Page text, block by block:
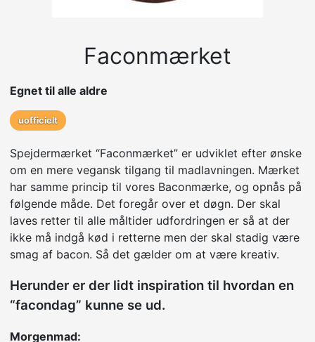
Faconmærket
Egnet til alle aldre
uofficielt
Spejdermærket “Faconmærket” er udviklet efter ønske
om en mere vegansk tilgang til madlavningen. Mærket
har samme princip til vores Baconmærke, og opnås på
følgende måde. Det foregår over et døgn. Der skal
laves retter til alle måltider udfordringen er så at der
ikke må indgå kød i retterne men der skal stadig være
smag af bacon. Så det gælder om at være kreativ.
Herunder er der lidt inspiration til hvordan en
“facondag” kunne se ud.
Morgenmad: